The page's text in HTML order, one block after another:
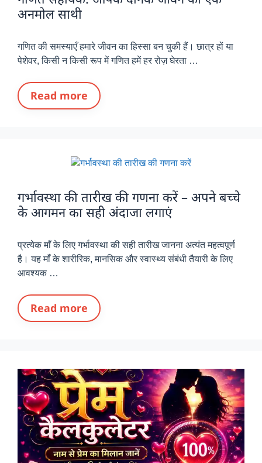
अनमोल साथी
गणित की समस्याएँ हमारे जीवन का हिस्सा बन चुकी हैं। छात्र हों या
पेशेवर, किसी न किसी रूप में गणित हमें हर रोज़ घेरता …
Read more
गर्भावस्था की तारीख की गणना करें – अपने बच्चे
के आगमन का सही अंदाजा लगाएं
प्रत्येक माँ के लिए गर्भावस्था की सही तारीख जानना अत्यंत महत्वपूर्ण
है। यह माँ के शारीरिक, मानसिक और स्वास्थ्य संबंधी तैयारी के लिए
आवश्यक …
Read more